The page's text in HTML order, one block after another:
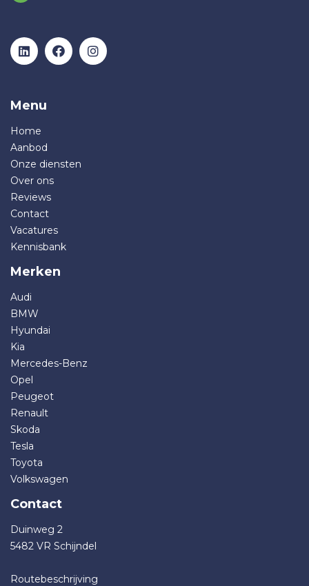
Menu
Home
Aanbod
Onze diensten
Over ons
Reviews
Contact
Vacatures
Kennisbank
Merken
Audi
BMW
Hyundai
Kia
Mercedes-Benz
Opel
Peugeot
Renault
Skoda
Tesla
Toyota
Volkswagen
Contact
Duinweg 2
5482 VR Schijndel
Routebeschrijving